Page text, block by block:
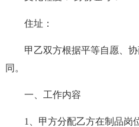
住址：
甲乙双方根据平等自愿、
同。
一、工作内容
1、甲方分配乙方在制品岗